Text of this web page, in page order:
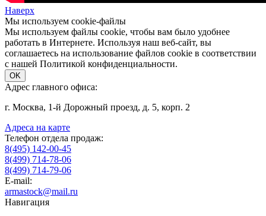
Наверх
Мы используем cookie-файлы
Мы используем файлы cookie, чтобы вам было удобнее
работать в Интернете. Используя наш веб-сайт, вы
соглашаетесь на использование файлов cookie в соответствии
с нашей Политикой конфиденциальности.
OK
Адрес главного офиса:
г. Москва, 1-й Дорожный проезд, д. 5, корп. 2
Адреса на карте
Телефон отдела продаж:
8(495) 142-00-45
8(499) 714-78-06
8(499) 714-79-06
E-mail:
armastock@mail.ru
Навигация